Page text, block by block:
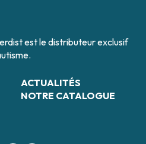
est le distributeur exclusif
ACTUALITÉS
NOTRE CATALOGUE